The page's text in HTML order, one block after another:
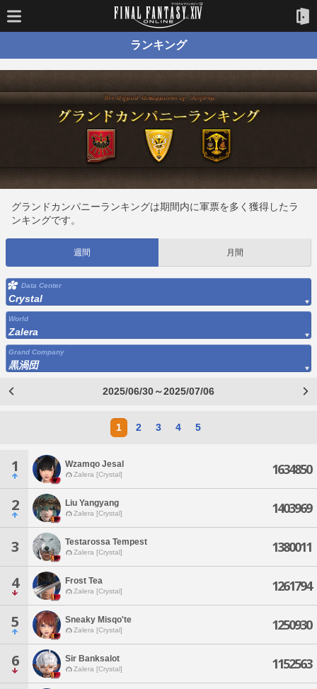
ランキング
グランドカンパニーランキングは期間内に軍票を多く獲得したラ
ンキングです。
週間 月間
Data Center
Crystal
World
Zalera
Grand Company
黒渦団
2025/06/30～2025/07/06
1 2 3 4 5
1 Wzamqo Jesal
Zalera [Crystal] 1634850
2 Liu Yangyang
Zalera [Crystal] 1403969
3 Testarossa Tempest
Zalera [Crystal] 1380011
4 Frost Tea
Zalera [Crystal] 1261794
5 Sneaky Misqo'te
Zalera [Crystal] 1250930
6 Sir Banksalot
Zalera [Crystal] 1152563